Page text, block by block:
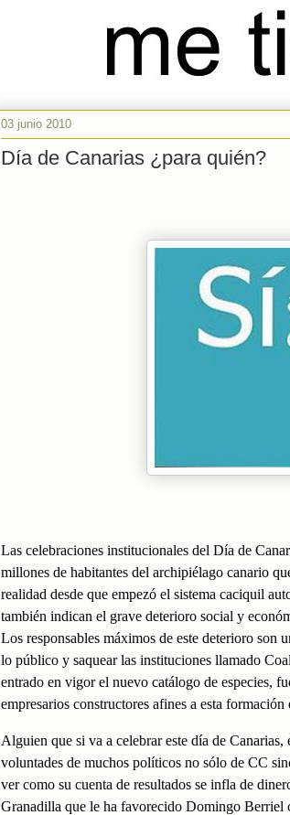
03 junio 2010
Día de Canarias ¿para quién?
Las celebraciones institucionales del Día de
millones de habitantes del archipiélago canario
realidad desde que empezó el sistema caciquil
también indican el grave deterioro social y
Los responsables máximos de este deterioro
lo público y saquear las instituciones llamado
entrado en vigor el nuevo catálogo de especies,
empresarios constructores afines a esta
Alguien que si va a celebrar este día de
voluntades de muchos políticos no sólo de CC
ver como su cuenta de resultados se infla de
Granadilla que le ha favorecido Domingo Berriel